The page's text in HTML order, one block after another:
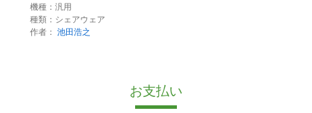
機種：汎用
種類：シェアウェア
作者： 池田浩之
お支払い